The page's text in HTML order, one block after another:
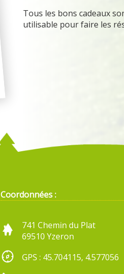
Tous les bons cadeaux
utilisable pour faire les
Coordonnées :
741 Chemin du Plat
69510 Yzeron
GPS : 45.704115, 4.577056